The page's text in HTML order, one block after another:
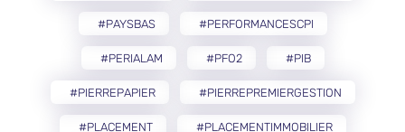
#PAYSBAS #PERFORMANCESCPI
#PERIALAM #PFO2 #PIB
#PIERREPAPIER #PIERREPREMIERGESTION
#PLACEMENT #PLACEMENTIMMOBILIER